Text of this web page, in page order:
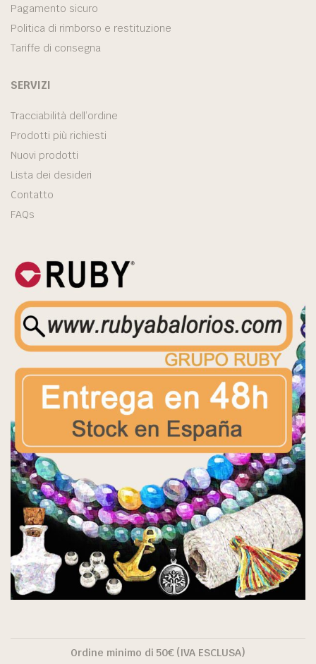
Pagamento sicuro
Politica di rimborso e restituzione
Tariffe di consegna
SERVIZI
Tracciabilità dell’ordine
Prodotti più richiesti
Nuovi prodotti
Lista dei desideri
Contatto
FAQs
Ordine minimo di 50€ (IVA ESCLUSA)